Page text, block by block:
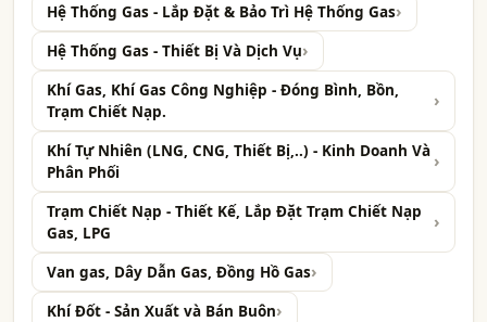
Hệ Thống Gas - Lắp Đặt & Bảo Trì Hệ Thống Gas
Hệ Thống Gas - Thiết Bị Và Dịch Vụ
Khí Gas, Khí Gas Công Nghiệp - Đóng Bình, Bồn,
Trạm Chiết Nạp.
Khí Tự Nhiên (LNG, CNG, Thiết Bị,..) - Kinh Doanh Và
Phân Phối
Trạm Chiết Nạp - Thiết Kế, Lắp Đặt Trạm Chiết Nạp
Gas, LPG
Van gas, Dây Dẫn Gas, Đồng Hồ Gas
Khí Đốt - Sản Xuất và Bán Buôn